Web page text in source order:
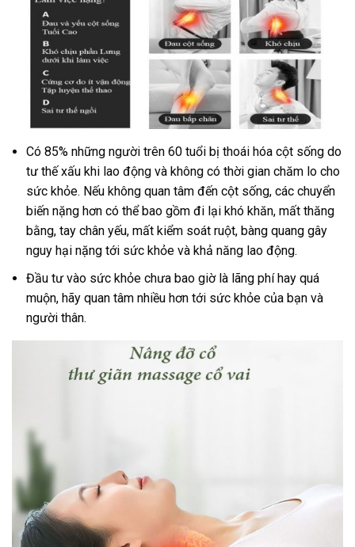
Có 85% những người trên 60 tuổi bị thoái hóa cột sống do
tư thế xấu khi lao động và không có thời gian chăm lo cho
sức khỏe. Nếu không quan tâm đến cột sống, các chuyển
biến nặng hơn có thể bao gồm đi lại khó khăn, mất thăng
bằng, tay chân yếu, mất kiểm soát ruột, bàng quang gây
nguy hại nặng tới sức khỏe và khả năng lao động.
Đầu tư vào sức khỏe chưa bao giờ là lãng phí hay quá
muộn, hãy quan tâm nhiều hơn tới sức khỏe của bạn và
người thân.